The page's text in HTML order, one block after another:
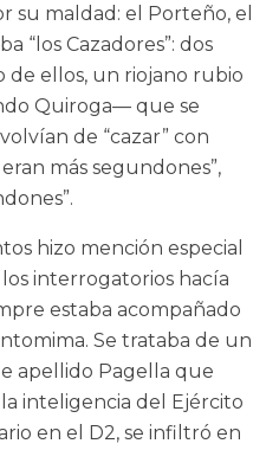
su maldad: el Porteño, el
“los Cazadores”: dos
de ellos, un riojano rubio
Quiroga— que se
de “cazar” con
más segundones”,
hizo mención especial
interrogatorios hacía
estaba acompañado
Se trataba de un
apellido Pagella que
inteligencia del Ejército
en el D2, se infiltró en